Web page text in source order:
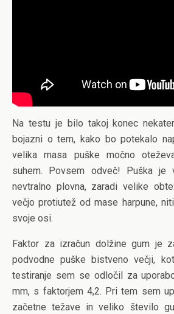
Na testu je bilo takoj konec
bojazni o tem, kako bo potekalo
velika masa puške močno
suhem. Povsem odveč! Puška je
nevtralno plovna, zaradi velike
večjo protiutež od mase harpune,
svoje osi.
Faktor za izračun dolžine gum je
podvodne puške bistveno večji,
testiranje sem se odločil za
mm, s faktorjem 4,2. Pri tem sem
začetne težave in veliko število